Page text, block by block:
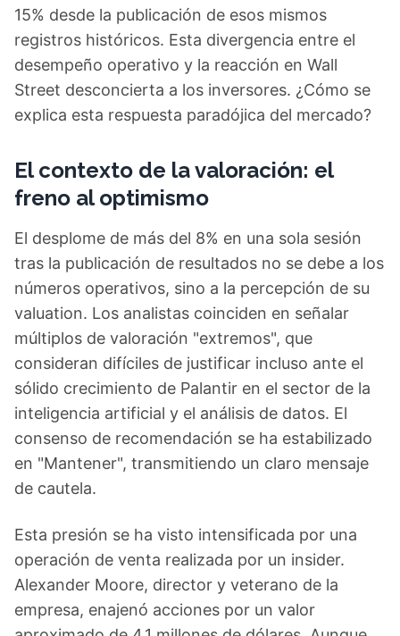
15% desde la publicación de esos mismos
registros históricos. Esta divergencia entre el
desempeño operativo y la reacción en Wall
Street desconcierta a los inversores. ¿Cómo se
explica esta respuesta paradójica del mercado?
El contexto de la valoración: el
freno al optimismo
El desplome de más del 8% en una sola sesión
tras la publicación de resultados no se debe a los
números operativos, sino a la percepción de su
valuation. Los analistas coinciden en señalar
múltiplos de valoración "extremos", que
consideran difíciles de justificar incluso ante el
sólido crecimiento de Palantir en el sector de la
inteligencia artificial y el análisis de datos. El
consenso de recomendación se ha estabilizado
en "Mantener", transmitiendo un claro mensaje
de cautela.
Esta presión se ha visto intensificada por una
operación de venta realizada por un insider.
Alexander Moore, director y veterano de la
empresa, enajenó acciones por un valor